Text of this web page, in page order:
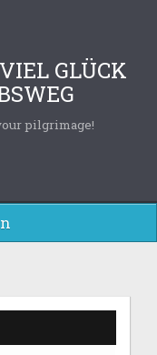
GLÜCK
pilgrimage!